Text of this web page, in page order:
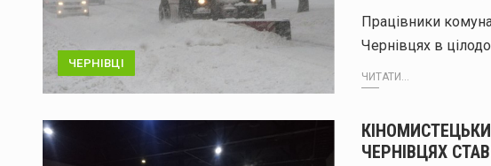
ЧЕРНІВЦІ
Працівники
Чернівцях в
ЧИТАТИ...
ЧЕРНІВЦЯХ